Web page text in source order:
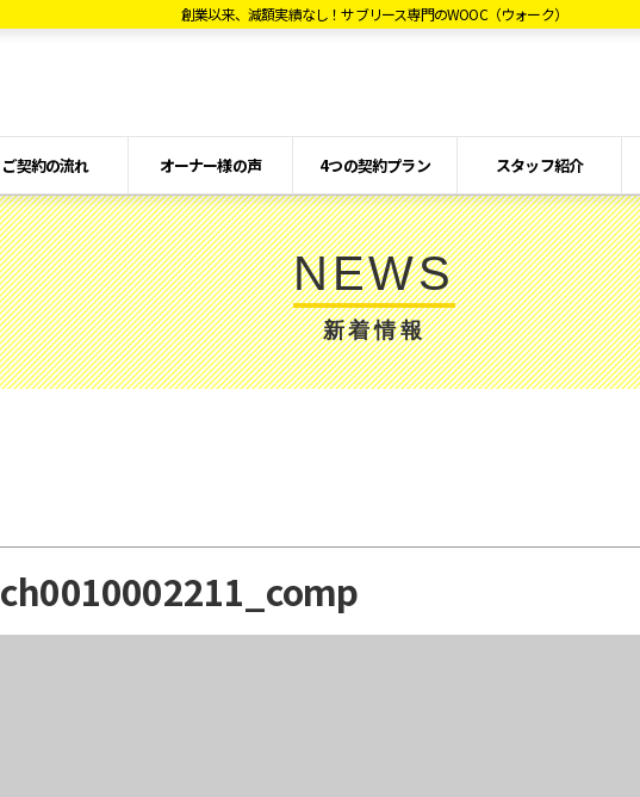
創業以来、減額実績なし！サブリース専門のWOOC（ウォーク）
ご契約の流れ オーナー様の声 4つの契約プラン スタッフ紹介
NEWS
新着情報
ch0010002211_comp